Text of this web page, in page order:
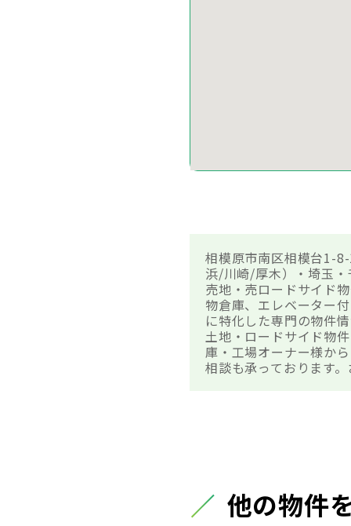
相模原市南区相模台1-
浜/川崎/厚木）・埼玉
売地・売ロードサイド
物倉庫、エレベーター
に特化した専門の物件
土地・ロードサイド物
庫・工場オーナー様か
相談も承っております
他の物件